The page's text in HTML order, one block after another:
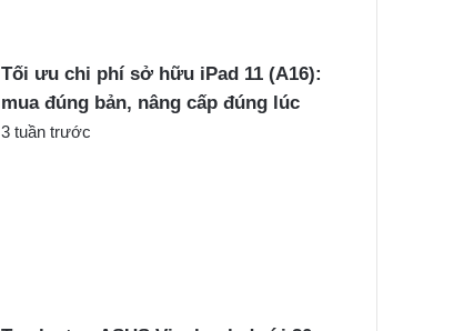
Tối ưu chi phí sở hữu iPad 11 (A16):
mua đúng bản, nâng cấp đúng lúc
3 tuần trước